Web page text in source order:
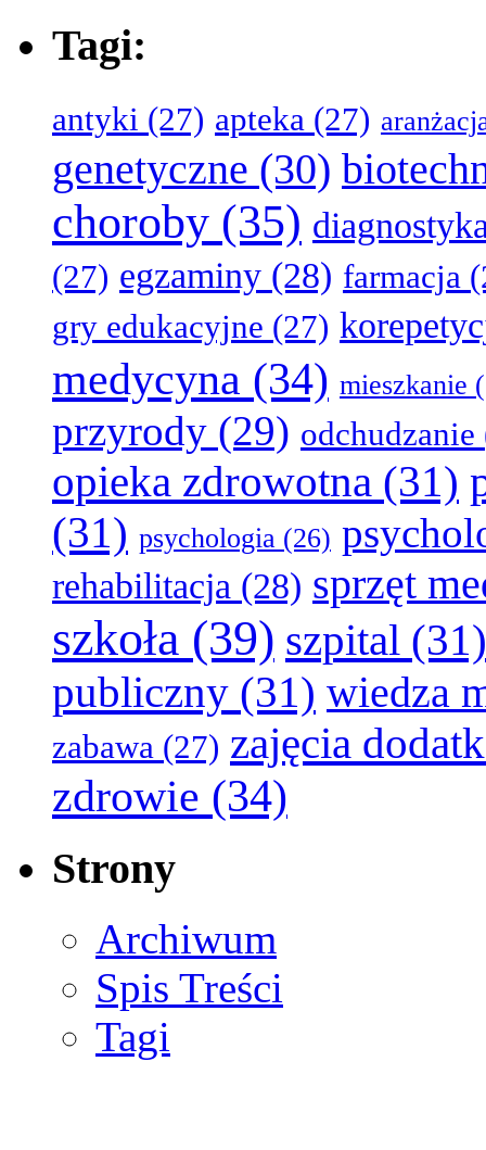
Tagi:
antyki (27) apteka (27)
genetyczne (30)
choroby (35)
(27) egzaminy (28) farmacja
gry edukacyjne (27)
medycyna (34) mieszkanie
przyrody (29) odchudzanie
opieka zdrowotna (31)
(31) psychologia (26)
rehabilitacja (28) sprzęt
szkoła (39) szpital (31)
publiczny (31) wiedza
zabawa (27) zajęcia
zdrowie (34)
Strony
Archiwum
Spis Treści
Tagi